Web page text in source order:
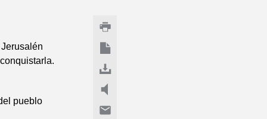
pueblo